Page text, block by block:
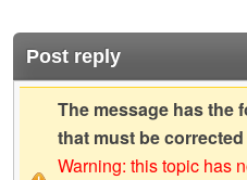
Post reply
The message has the
that must be
Warning: this topic has